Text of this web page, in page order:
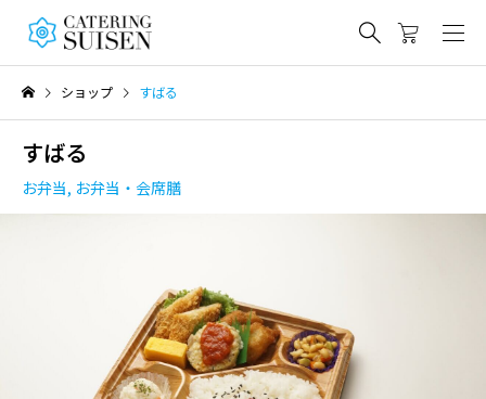
ショップ すばる
すばる
お弁当, お弁当・会席膳